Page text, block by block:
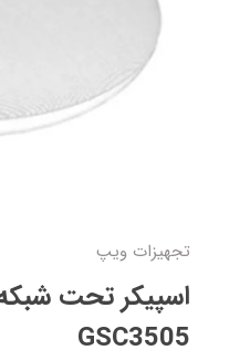
تجهیزات ویپ
اسپیکر تحت
GSC3505